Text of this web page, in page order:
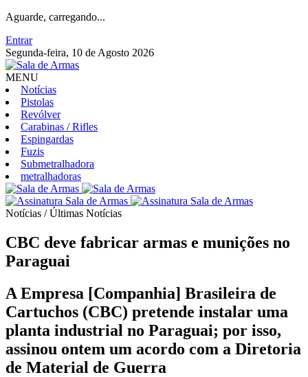
Aguarde, carregando...
Entrar
Segunda-feira, 10 de Agosto 2026
MENU
Notícias
Pistolas
Revólver
Carabinas / Rifles
Espingardas
Fuzis
Submetralhadora
metralhadoras
Notícias / Últimas Notícias
CBC deve fabricar armas e munições no
Paraguai
A Empresa [Companhia] Brasileira de
Cartuchos (CBC) pretende instalar uma
planta industrial no Paraguai; por isso,
assinou ontem um acordo com a Diretoria
de Material de Guerra